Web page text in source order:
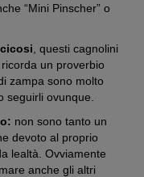
“Mini Pinscher” o
, questi cagnolini
ricorda un proverbio
zampa sono molto
seguirli ovunque.
non sono tanto un
devoto al proprio
lealtà. Ovviamente
anche gli altri